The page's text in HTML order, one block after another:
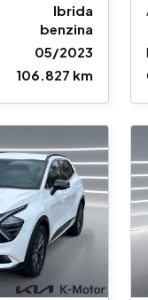
Ibrida
benzina
05/2023
106.827 km